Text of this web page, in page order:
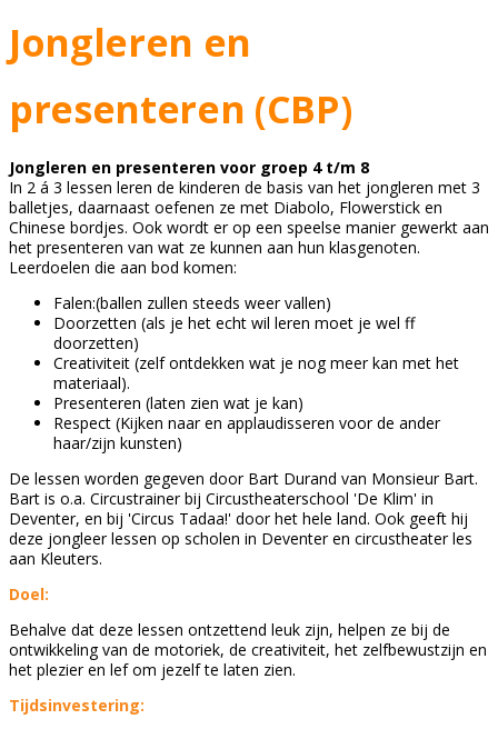
Jongleren en
presenteren (CBP)
Jongleren en presenteren voor groep 4 t/m 8
In 2 á 3 lessen leren de kinderen de basis van het jongleren met 3
balletjes, daarnaast oefenen ze met Diabolo, Flowerstick en
Chinese bordjes. Ook wordt er op een speelse manier gewerkt aan
het presenteren van wat ze kunnen aan hun klasgenoten.
Leerdoelen die aan bod komen:
Falen:(ballen zullen steeds weer vallen)
Doorzetten (als je het echt wil leren moet je wel ff
doorzetten)
Creativiteit (zelf ontdekken wat je nog meer kan met het
materiaal).
Presenteren (laten zien wat je kan)
Respect (Kijken naar en applaudisseren voor de ander
haar/zijn kunsten)
De lessen worden gegeven door Bart Durand van Monsieur Bart.
Bart is o.a. Circustrainer bij Circustheaterschool 'De Klim' in
Deventer, en bij 'Circus Tadaa!' door het hele land. Ook geeft hij
deze jongleer lessen op scholen in Deventer en circustheater les
aan Kleuters.
Doel:
Behalve dat deze lessen ontzettend leuk zijn, helpen ze bij de
ontwikkeling van de motoriek, de creativiteit, het zelfbewustzijn en
het plezier en lef om jezelf te laten zien.
Tijdsinvestering: